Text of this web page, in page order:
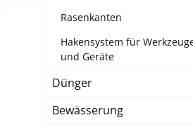
Rasenkanten
Hakensystem für
und Geräte
Dünger
Bewässerung